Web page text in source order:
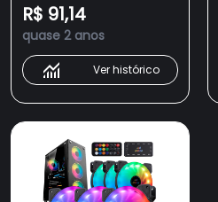
Ventoinha 1300RPM +
Controladora
Interface SATA
R$ 91,14
quase 2 anos
Ver histórico